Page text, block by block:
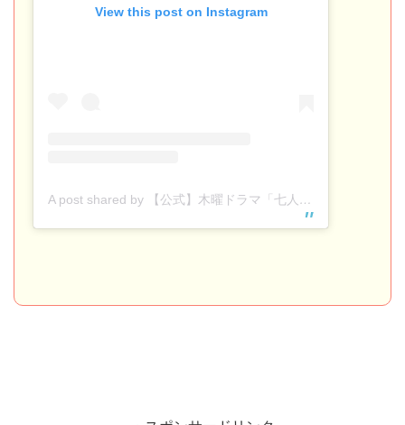
View this post on Instagram
A post shared by 【公式】木曜ドラマ「七人の秘書」 (@7_hisho_tvasahi)